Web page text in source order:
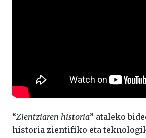
“Zientziaren historia” ataleko
historia zientifiko eta